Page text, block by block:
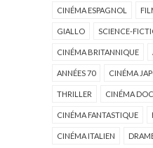
CINÉMA ESPAGNOL
GIALLO SCIENCE-
CINÉMA BRITANNIQUE
ANNÉES 70 CINÉMA
THRILLER CINÉMA
CINÉMA FANTASTIQUE
CINÉMA ITALIEN